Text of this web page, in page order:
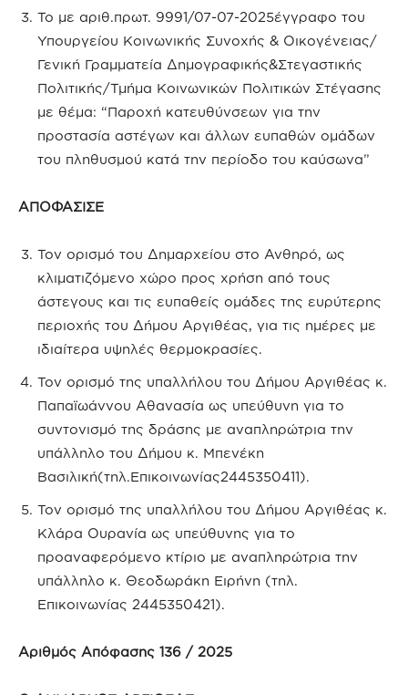
Το με αριθ.πρωτ. 9991/07-07-2025έγγραφο του
Υπουργείου Κοινωνικής Συνοχής & Οικογένειας/
Γενική Γραμματεία Δημογραφικής&Στεγαστικής
Πολιτικής/Τμήμα Κοινωνικών Πολιτικών Στέγασης
με θέμα: “Παροχή κατευθύνσεων για την
προστασία αστέγων και άλλων ευπαθών ομάδων
του πληθυσμού κατά την περίοδο του καύσωνα”
ΑΠΟΦΑΣΙΣΕ
Τον ορισμό του Δημαρχείου στο Ανθηρό, ως
κλιματιζόμενο χώρο προς χρήση από τους
άστεγους και τις ευπαθείς ομάδες της ευρύτερης
περιοχής του Δήμου Αργιθέας, για τις ημέρες με
ιδιαίτερα υψηλές θερμοκρασίες.
Τον ορισμό της υπαλλήλου του Δήμου Αργιθέας κ.
Παπαϊωάννου Αθανασία ως υπεύθυνη για το
συντονισμό της δράσης με αναπληρώτρια την
υπάλληλο του Δήμου κ. Μπενέκη
Βασιλική(τηλ.Επικοινωνίας2445350411).
Τον ορισμό της υπαλλήλου του Δήμου Αργιθέας κ.
Κλάρα Ουρανία ως υπεύθυνης για το
προαναφερόμενο κτίριο με αναπληρώτρια την
υπάλληλο κ. Θεοδωράκη Ειρήνη (τηλ.
Επικοινωνίας 2445350421).
Αριθμός Απόφασης 136 / 2025